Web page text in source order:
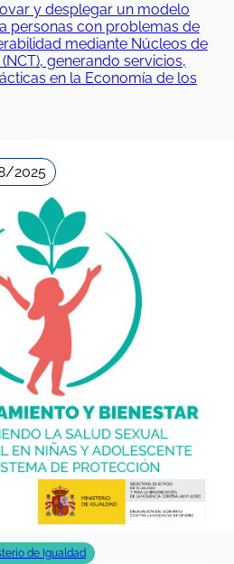
y desplegar un modelo
personas con problemas de
mediante Núcleos de
generando servicios,
en la Economía de los
2025
de Igualdad